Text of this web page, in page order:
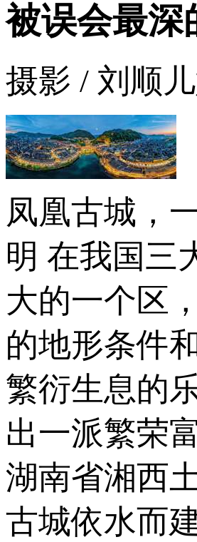
被误会最深
摄影 / 刘顺
凤凰古城，
明 在我国三
大的一个区
的地形条件
繁衍生息的
出一派繁荣
湖南省湘西
古城依水而